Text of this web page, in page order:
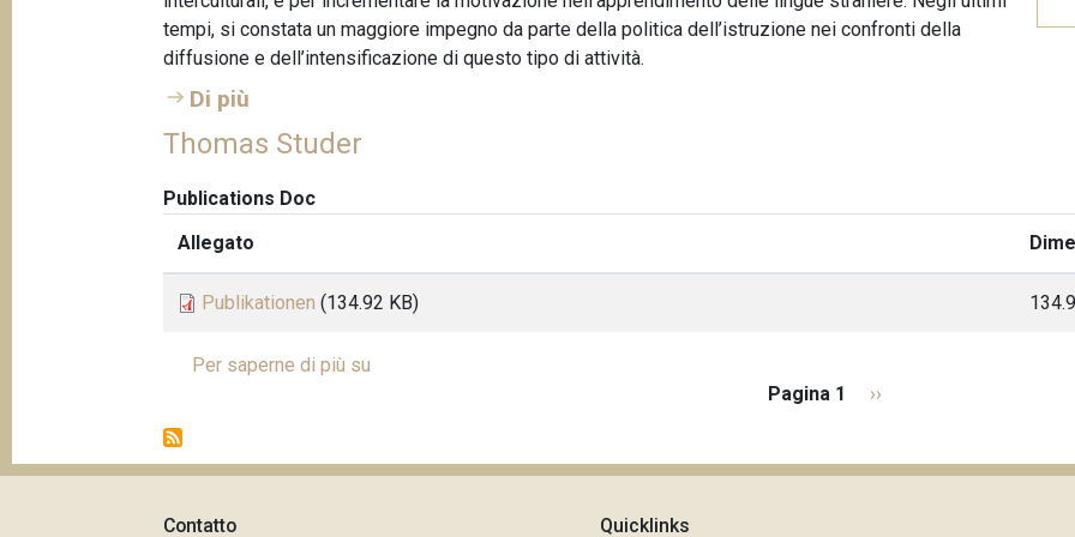
tempi, si constata un maggiore impegno da parte della politica dell’istruzione nei confronti della
diffusione e dell’intensificazione di questo tipo di attività.
Di più
Thomas Studer
Publications Doc
Allegato
Publikationen (134.92 KB)
Per saperne di più su
a
g
i
a
Pagina 1
P
i
››
Contatto Quicklinks